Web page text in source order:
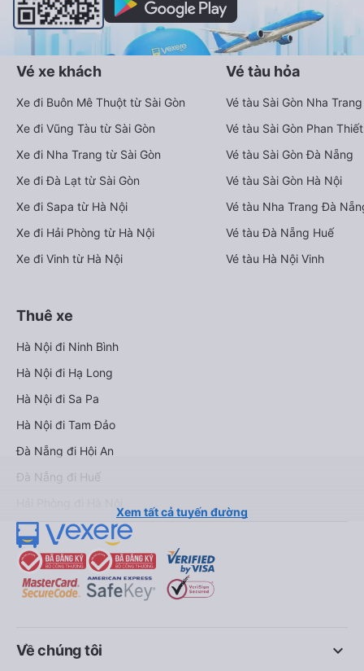
Vé xe khách
Xe đi Buôn Mê Thuột từ Sài Gòn
Xe đi Vũng Tàu từ Sài Gòn
Xe đi Nha Trang từ Sài Gòn
Xe đi Đà Lạt từ Sài Gòn
Xe đi Sapa từ Hà Nội
Xe đi Hải Phòng từ Hà Nội
Xe đi Vinh từ Hà Nội
Vé tàu hỏa
Vé tàu Sài Gòn Nha Trang
Vé tàu Sài Gòn Phan Thiết
Vé tàu Sài Gòn Đà Nẵng
Vé tàu Sài Gòn Hà Nội
Vé tàu Nha Trang Đà
Vé tàu Đà Nẵng Huế
Vé tàu Hà Nội Vinh
Thuê xe
Hà Nội đi Ninh Bình
Hà Nội đi Hạ Long
Hà Nội đi Sa Pa
Hà Nội đi Tam Đảo
Đà Nẵng đi Hội An
Đà Nẵng đi Huế
Xem tất cả tuyến đường
keyboard_arrow_down
Về chúng tôi